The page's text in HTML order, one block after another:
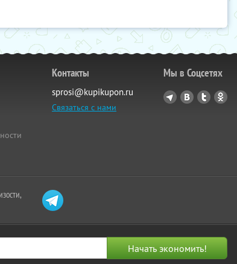
Контакты
sprosi@kupikupon.ru
Связаться с нами
Мы в Соцсетях